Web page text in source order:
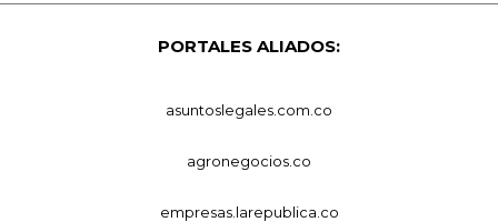
PORTALES ALIADOS:
asuntoslegales.com.co
agronegocios.co
empresas.larepublica.co